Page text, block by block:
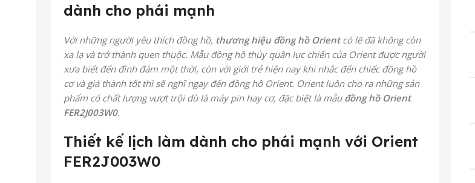
dành cho phái mạnh
Với những người yêu thích đồng hồ, thương hiệu đồng hồ Orientcó lẽ đã không còn
xa lạ và trở thành quen thuộc. Mẫu đồng hồ thủy quân lục chiến của Orient được người
xưa biết đến đình đám một thời, còn với giới trẻ hiện nay khi nhắc đến chiếc đồng hồ
cơ và giá thành tốt thì sẽ nghĩ ngay đến đồng hồ Orient. Orient luôn cho ra những sản
phẩm có chất lượng vượt trội dù là máy pin hay cơ, đặc biệt là mẫu đồng hồ Orient
FER2J003W0.
Thiết kế lịch làm dành cho phái mạnh với Orient
FER2J003W0